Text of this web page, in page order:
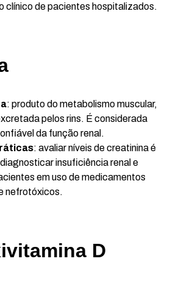
clínico de pacientes hospitalizados.
: produto do metabolismo muscular,
pelos rins. É considerada
da função renal.
: avaliar níveis de creatinina é
insuficiência renal e
em uso de medicamentos
nefrotóxicos.
D